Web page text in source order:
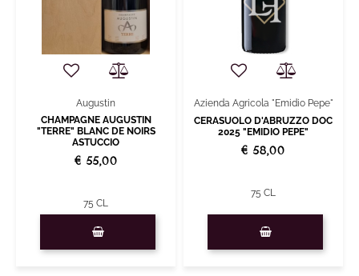
Augustin
CHAMPAGNE AUGUSTIN
"TERRE" BLANC DE NOIRS
ASTUCCIO
€ 55,00
75 CL
Azienda Agricola "Emidio Pepe"
CERASUOLO D'ABRUZZO DOC
2025 "EMIDIO PEPE"
€ 58,00
75 CL